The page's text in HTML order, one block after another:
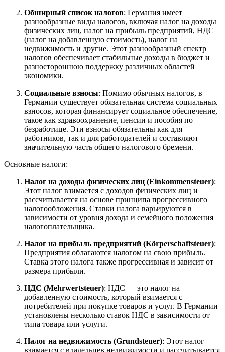
Обширный список налогов: Германия имеет
разнообразные виды налогов, включая налог на доходы
физических лиц, налог на прибыль предприятий, НДС
(налог на добавленную стоимость), налог на
недвижимость и другие. Этот разнообразный спектр
налогов обеспечивает стабильные доходы в бюджет и
разностороннюю поддержку различных областей
экономики.
Социальные взносы: Помимо обычных налогов, в
Германии существует обязательная система социальных
взносов, которая финансирует социальное обеспечение,
такое как здравоохранение, пенсии и пособия по
безработице. Эти взносы обязательны как для
работников, так и для работодателей и составляют
значительную часть общего налогового бремени.
Основные налоги:
Налог на доходы физических лиц (Einkommensteuer):
Этот налог взимается с доходов физических лиц и
рассчитывается на основе принципа прогрессивного
налогообложения. Ставки налога варьируются в
зависимости от уровня дохода и семейного положения
налогоплательщика.
Налог на прибыль предприятий (Körperschaftsteuer):
Предприятия облагаются налогом на свою прибыль.
Ставка этого налога также прогрессивная и зависит от
размера прибыли.
НДС (Mehrwertsteuer): НДС — это налог на
добавленную стоимость, который взимается с
потребителей при покупке товаров и услуг. В Германии
установлены несколько ставок НДС в зависимости от
типа товара или услуги.
Налог на недвижимость (Grundsteuer): Этот налог
взимается с владельцев недвижимости и рассчитывается